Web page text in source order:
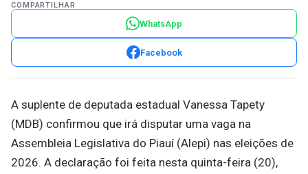
COMPARTILHAR
WhatsApp
Facebook
A suplente de deputada estadual Vanessa Tapety
(MDB) confirmou que irá disputar uma vaga na
Assembleia Legislativa do Piauí (Alepi) nas eleições de
2026. A declaração foi feita nesta quinta-feira (20),